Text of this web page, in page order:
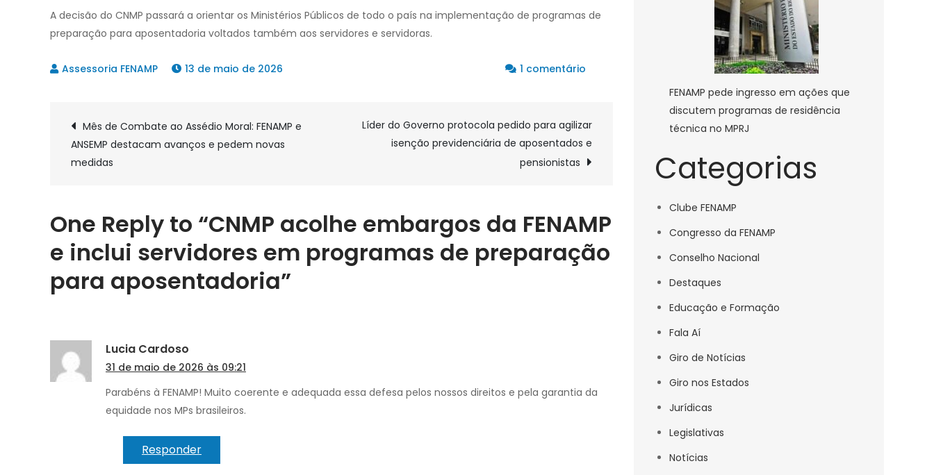
A decisão do CNMP passará a orientar os Ministérios Públicos de todo o país na implementação de programas de
preparação para aposentadoria voltados também aos servidores e servidoras.
13 de maio de 2026 1 comentário
embargos
da
FENAMP
em
programas
Navegação
de
Post
Mês de Combate ao Assédio Moral: FENAMP e
ANSEMP destacam avanços e pedem novas
medidas
Líder do Governo protocola pedido para agilizar
isenção previdenciária de aposentados e
pensionistas
One Reply to “CNMP acolhe embargos da FENAMP
e inclui servidores em programas de preparação
para aposentadoria”
Lucia Cardoso
31 de maio de 2026 às 09:21
Parabéns à FENAMP! Muito coerente e adequada essa defesa pelos nossos direitos e pela garantia da
equidade nos MPs brasileiros.
Responder
FENAMP pede ingresso em ações que
discutem programas de residência
técnica no MPRJ
Categorias
Clube FENAMP
Congresso da FENAMP
Conselho Nacional
Destaques
Educação e Formação
Fala Aí
Giro de Notícias
Giro nos Estados
Jurídicas
Legislativas
Notícias